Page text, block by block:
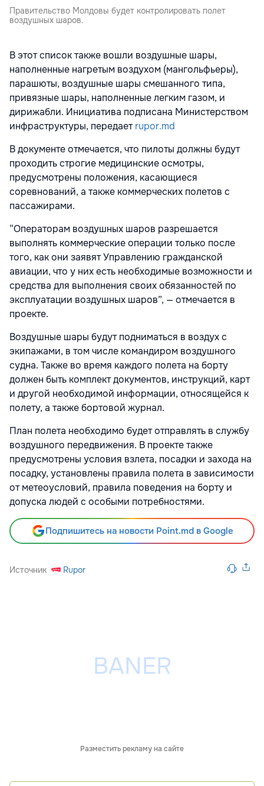
Правительство Молдовы будет контролировать полет
воздушных шаров.
В этот список также вошли воздушные шары,
наполненные нагретым воздухом (мангольфьеры),
парашюты, воздушные шары смешанного типа,
привязные шары, наполненные легким газом, и
дирижабли. Инициатива подписана Министерством
инфраструктуры, передаетrupor.md
В документе отмечается, что пилоты должны будут
проходить строгие медицинские осмотры,
предусмотрены положения, касающиеся
соревнований, а также коммерческих полетов с
пассажирами.
“Операторам воздушных шаров разрешается
выполнять коммерческие операции только после
того, как они заявят Управлению гражданской
авиации, что у них есть необходимые возможности и
средства для выполнения своих обязанностей по
эксплуатации воздушных шаров”, — отмечается в
проекте.
Воздушные шары будут подниматься в воздух с
экипажами, в том числе командиром воздушного
судна. Также во время каждого полета на борту
должен быть комплект документов, инструкций, карт
и другой необходимой информации, относящейся к
полету, а также бортовой журнал.
План полета необходимо будет отправлять в службу
воздушного передвижения. В проекте также
предусмотрены условия взлета, посадки и захода на
посадку, установлены правила полета в зависимости
от метеоусловий, правила поведения на борту и
допуска людей с особыми потребностями.
Подпишитесь на новости Point.md в Google
Источник Rupor
Разместить рекламу на сайте